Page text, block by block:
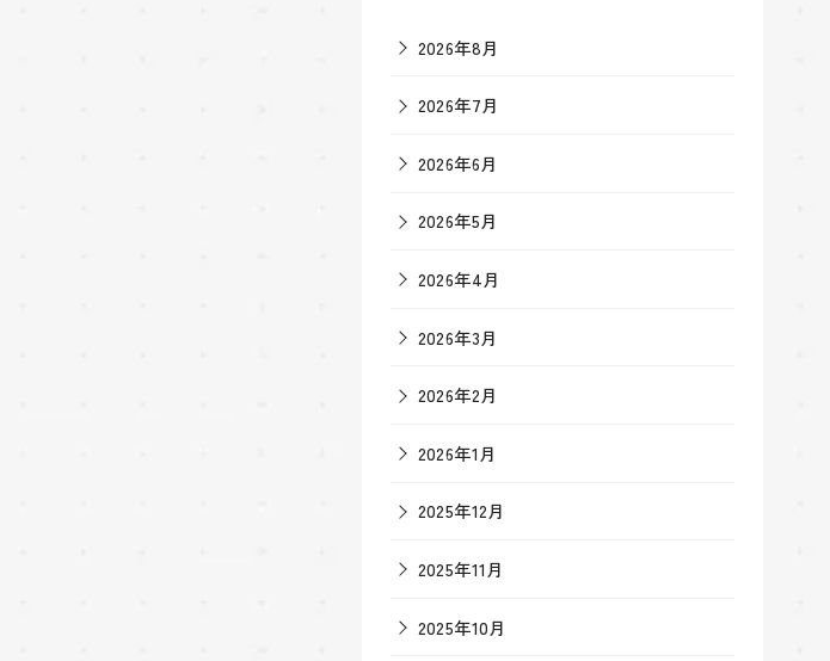
2026年8月
2026年7月
2026年6月
2026年5月
2026年4月
2026年3月
2026年2月
2026年1月
2025年12月
2025年11月
2025年10月